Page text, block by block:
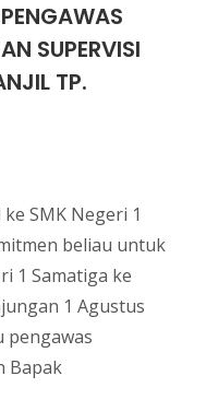
SUPERVISI
TP.
SMK Negeri 1
beliau untuk
1 Samatiga ke
1 Agustus
pengawas
Bapak